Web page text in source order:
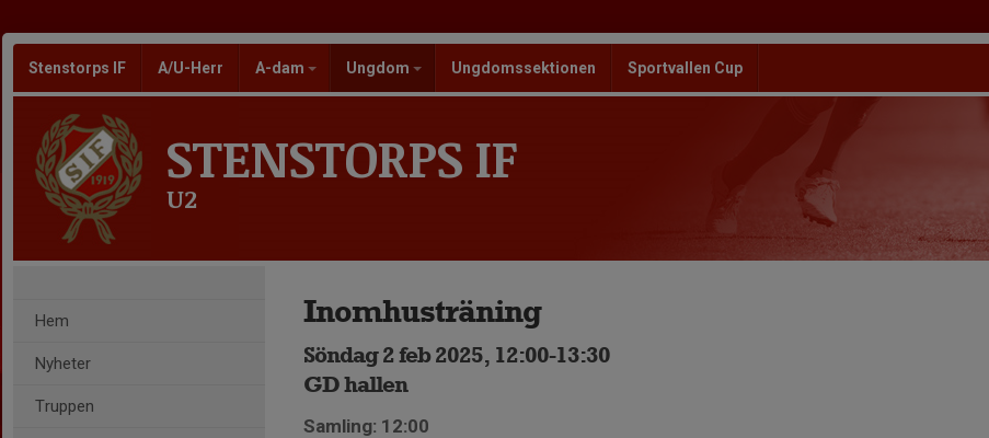
Stenstorps IF A/U-Herr A-dam Ungdom Ungdomssektionen Sportvallen Cup
STENSTORPS IF
U2
Hem
Nyheter
Truppen
Inomhusträning
Söndag 2 feb 2025, 12:00-13:30
GD hallen
Samling: 12:00